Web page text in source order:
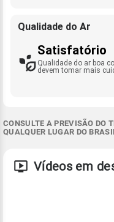
Qualidade do Ar
Satisfatório
Qualidade do ar boa
devem tomar mais
CONSULTE A PREVISÃO DO
QUALQUER LUGAR DO
Vídeos em